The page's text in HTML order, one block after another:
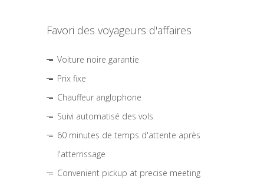
Favori des voyageurs d'affaires
Voiture noire garantie
Prix fixe
Chauffeur anglophone
Suivi automatisé des vols
60 minutes de temps d'attente après
l'atterrissage
Convenient pickup at precise meeting